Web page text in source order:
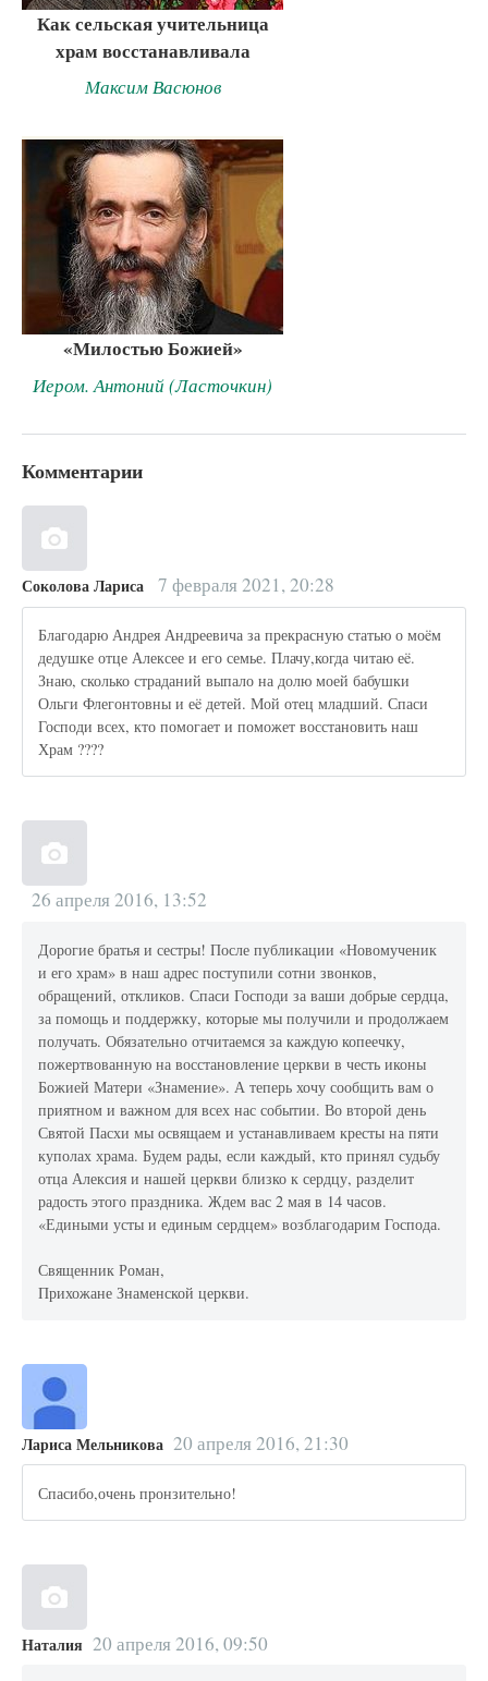
Как сельская учительница
храм восстанавливала
Максим Васюнов
«Милостью Божией»
Иером. Антоний (Ласточкин)
Комментарии
Соколова Лариса 7 февраля 2021, 20:28
Благодарю Андрея Андреевича за прекрасную статью о моëм
дедушке отце Алексее и его семье. Плачу,когда читаю еë.
Знаю, сколько страданий выпало на долю моей бабушки
Ольги Флегонтовны и еë детей. Мой отец младший. Спаси
Господи всех, кто помогает и поможет восстановить наш
Храм ????
26 апреля 2016, 13:52
Дорогие братья и сестры! После публикации «Новомученик
и его храм» в наш адрес поступили сотни звонков,
обращений, откликов. Спаси Господи за ваши добрые сердца,
за помощь и поддержку, которые мы получили и продолжаем
получать. Обязательно отчитаемся за каждую копеечку,
пожертвованную на восстановление церкви в честь иконы
Божией Матери «Знамение». А теперь хочу сообщить вам о
приятном и важном для всех нас событии. Во второй день
Святой Пасхи мы освящаем и устанавливаем кресты на пяти
куполах храма. Будем рады, если каждый, кто принял судьбу
отца Алексия и нашей церкви близко к сердцу, разделит
радость этого праздника. Ждем вас 2 мая в 14 часов.
«Едиными усты и единым сердцем» возблагодарим Господа.
Священник Роман,
Прихожане Знаменской церкви.
Лариса Мельникова 20 апреля 2016, 21:30
Спасибо,очень пронзительно!
Наталия 20 апреля 2016, 09:50